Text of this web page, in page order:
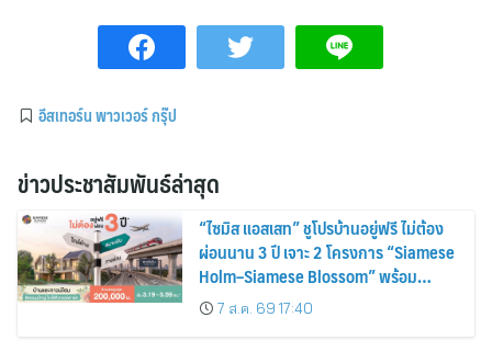
อีสเทอร์น พาวเวอร์ กรุ๊ป
ข่าวประชาสัมพันธ์ล่าสุด
“ไซมิส แอสเสท” ชูโปรบ้านอยู่ฟรี ไม่ต้อง
ผ่อนนาน 3 ปี เจาะ 2 โครงการ “Siamese
Holm–Siamese Blossom” พร้อม
ส่วนลดและสิทธิพิเศษถึง 31 สิงหาคม
2569
7 ส.ค. 69 17:40